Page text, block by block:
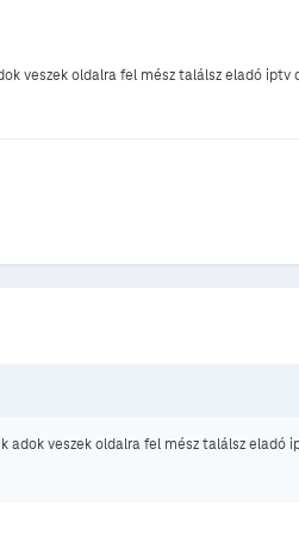
veszek oldalra fel mész találsz eladó iptv
adok veszek oldalra fel mész találsz eladó